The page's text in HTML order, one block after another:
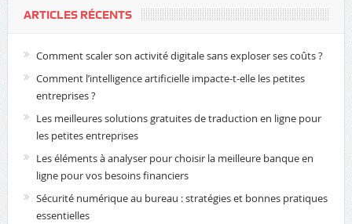
ARTICLES RÉCENTS
Comment scaler son activité digitale sans exploser ses coûts ?
Comment l’intelligence artificielle impacte-t-elle les petites
entreprises ?
Les meilleures solutions gratuites de traduction en ligne pour
les petites entreprises
Les éléments à analyser pour choisir la meilleure banque en
ligne pour vos besoins financiers
Sécurité numérique au bureau : stratégies et bonnes pratiques
essentielles